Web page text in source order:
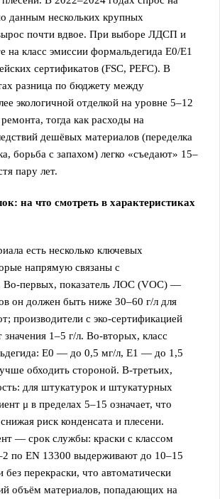
данным нескольких крупных
почти вдвое. При выборе ЛДСП и
на класс эмиссии формальдегида E0/E1
сертификатов (FSC, PEFC). В
разница по бюджету между
экологичной отделкой на уровне 5–12
тогда как расходы на
дешёвых материалов (переделка
борьба с запахом) легко «съедают» 15–
пару лет.
на что смотреть в характеристиках
есть несколько ключевых
напрямую связаны с
Во-первых, показатель ЛОС (VOC) —
он должен быть ниже 30–60 г/л для
производители с эко-сертификацией
значения 1–5 г/л. Во-вторых, класс
E0 — до 0,5 мг/л, E1 — до 1,5
обходить стороной. В-третьих,
для штукатурок и штукатурных
μ в пределах 5–15 означает, что
риск конденсата и плесени.
— срок службы: краски с классом
по EN 13300 выдерживают до 10–15
без перекраски, что автоматически
объём материалов, попадающих на